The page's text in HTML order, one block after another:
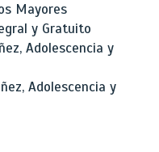
Mayores
y Gratuito
Adolescencia y
Adolescencia y